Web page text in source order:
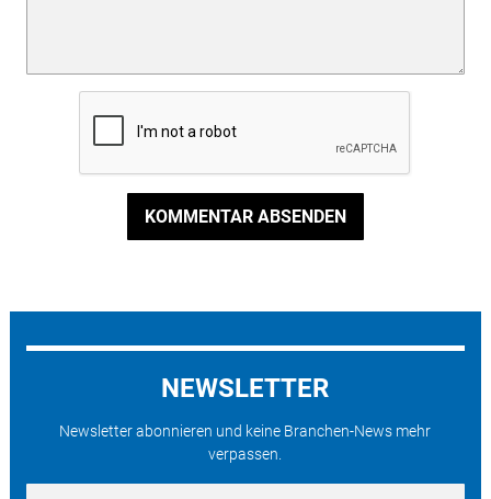
KOMMENTAR ABSENDEN
NEWSLETTER
Newsletter abonnieren und keine Branchen-News mehr
verpassen.